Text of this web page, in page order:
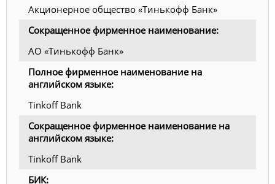
Акционерное общество «Тинькофф Банк»
Сокращенное фирменное наименование:
АО «Тинькофф Банк»
Полное фирменное наименование на
английском языке:
Tinkoff Bank
Сокращенное фирменное наименование на
английском языке:
Tinkoff Bank
БИК: